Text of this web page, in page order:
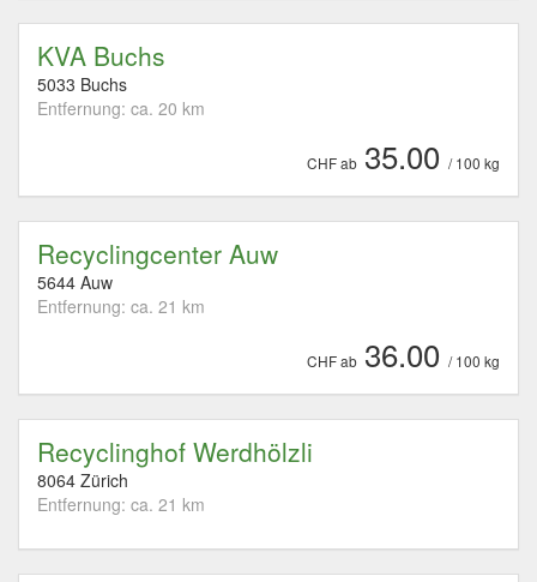
KVA Buchs
5033 Buchs
Entfernung: ca. 20 km
CHF ab 35.00 / 100 kg
Recyclingcenter Auw
5644 Auw
Entfernung: ca. 21 km
CHF ab 36.00 / 100 kg
Recyclinghof Werdhölzli
8064 Zürich
Entfernung: ca. 21 km